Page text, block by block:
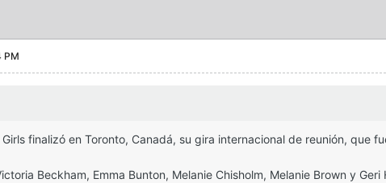
PM
finalizó en Toronto, Canadá, su gira internacional de reunión, que
Beckham, Emma Bunton, Melanie Chisholm, Melanie Brown y